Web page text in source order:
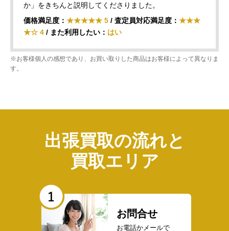
か」をきちんと説明してくださりました。
価格満足度： ★★★★★ 5 / 査定員対応満足度： ★★★
★☆ 4 / また利用したい： はい
※お客様個人の感想であり、お買い取りした商品はお客様によって異なりま
す。
出張買取の流れと
買取エリア
お問合せ
お電話かメールで